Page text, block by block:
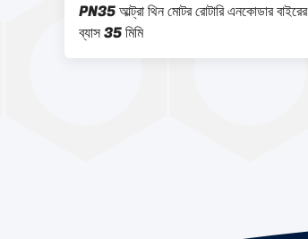
PN35 আল্ট্রা থিন মোটর রোটারি এনকোডার বাইরের
ব্যাস 35 মিমি